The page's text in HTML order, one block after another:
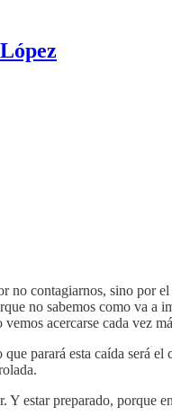
contagiarnos, sino por
no sabemos como va a
acercarse cada vez
parará esta caída será
estar preparado, porque